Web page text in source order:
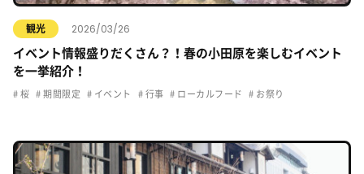
観光 2026/03/26
イベント情報盛りだくさん？！春の小田原を楽しむイベント
を一挙紹介！
桜 期間限定 イベント 行事 ローカルフード お祭り